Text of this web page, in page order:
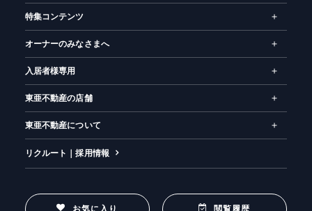
特集コンテンツ
オーナーのみなさまへ
入居者様専用
東亜不動産の店舗
東亜不動産について
リクルート｜採用情報
お気に入り 閲覧履歴